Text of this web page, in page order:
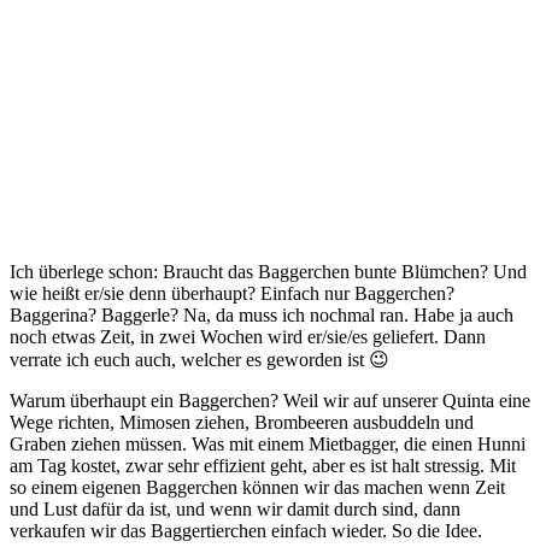
Ich überlege schon: Braucht das Baggerchen bunte Blümchen? Und
wie heißt er/sie denn überhaupt? Einfach nur Baggerchen?
Baggerina? Baggerle? Na, da muss ich nochmal ran. Habe ja auch
noch etwas Zeit, in zwei Wochen wird er/sie/es geliefert. Dann
verrate ich euch auch, welcher es geworden ist 😉
Warum überhaupt ein Baggerchen? Weil wir auf unserer Quinta eine
Wege richten, Mimosen ziehen, Brombeeren ausbuddeln und
Graben ziehen müssen. Was mit einem Mietbagger, die einen Hunni
am Tag kostet, zwar sehr effizient geht, aber es ist halt stressig. Mit
so einem eigenen Baggerchen können wir das machen wenn Zeit
und Lust dafür da ist, und wenn wir damit durch sind, dann
verkaufen wir das Baggertierchen einfach wieder. So die Idee.